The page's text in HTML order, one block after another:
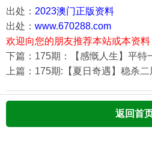
出处： 2023澳门正版资料
出处： www.670288.com
欢迎向您的朋友推荐本站或本资料
下篇：175期：【感慨人生】平特
上篇：175期:【夏日奇遇】稳杀二
返回首